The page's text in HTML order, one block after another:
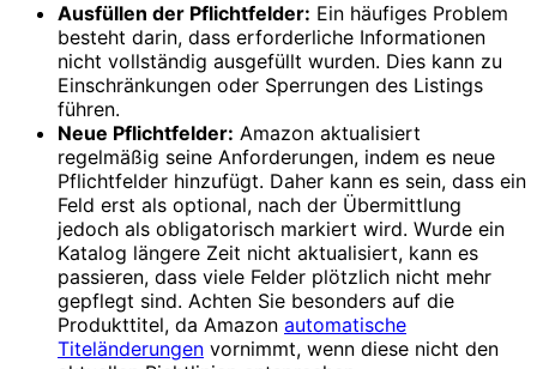
Ausfüllen der Pflichtfelder: Ein häufiges Problem
besteht darin, dass erforderliche Informationen
nicht vollständig ausgefüllt wurden. Dies kann zu
Einschränkungen oder Sperrungen des Listings
führen.
Neue Pflichtfelder: Amazon aktualisiert
regelmäßig seine Anforderungen, indem es neue
Pflichtfelder hinzufügt. Daher kann es sein, dass ein
Feld erst als optional, nach der Übermittlung
jedoch als obligatorisch markiert wird. Wurde ein
Katalog längere Zeit nicht aktualisiert, kann es
passieren, dass viele Felder plötzlich nicht mehr
gepflegt sind. Achten Sie besonders auf die
Produkttitel, da Amazon automatische
Titeländerungen vornimmt, wenn diese nicht den